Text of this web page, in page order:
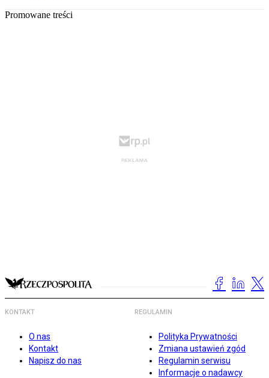
Promowane treści
KONTAKT
O nas
Kontakt
Napisz do nas
REGULAMIN
Polityka Prywatności
Zmiana ustawień zgód
Regulamin serwisu
Informacje o nadawcy